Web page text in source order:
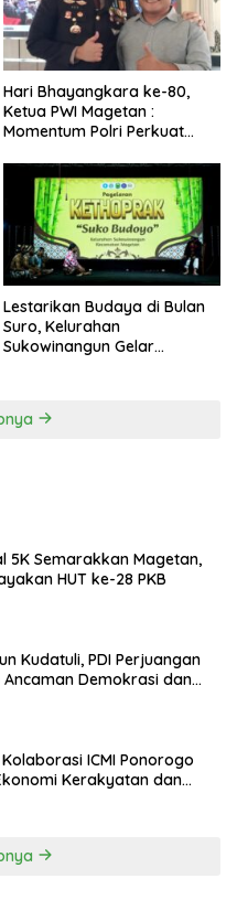
Hari Bhayangkara ke-80,
Ketua PWI Magetan :
Momentum Polri Perkuat
Lestarikan Budaya di Bulan
Suro, Kelurahan
Sukowinangun Gelar
5K Semarakkan Magetan,
HUT ke-28 PKB
Kudatuli, PDI Perjuangan
Demokrasi dan
ICMI Ponorogo
Kerakyatan dan